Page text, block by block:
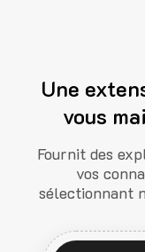
Une
vous
Fournit des
vos
sélectionnant